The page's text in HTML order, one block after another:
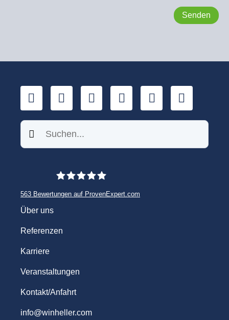
LinkedInYouTube
Xing Facebook
Twitter
Suchen
563 Bewertungen auf ProvenExpert.com
Über uns
Referenzen
Karriere
Veranstaltungen
Kontakt/Anfahrt
info@winheller.com